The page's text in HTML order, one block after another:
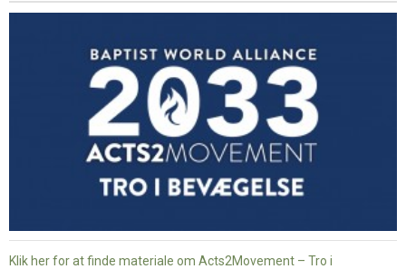
-
Klik her for at finde materiale om Acts2Movement – Tro i